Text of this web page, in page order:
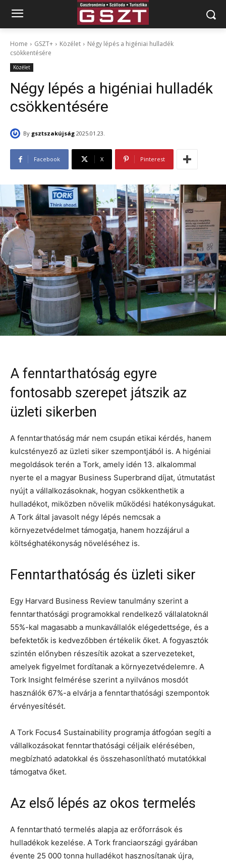
Home GSZT+ Közélet
Négy lépés a higéniai hulladék
csökkentésére
Közélet
Négy lépés a higéniai hulladék
csökkentésére
By gsztszakújság 2025.01.23.
Facebook X Pinterest
A fenntarthatóság egyre
fontosabb szerepet játszik az
üzleti sikerben
A fenntarthatóság már nem csupán etikai kérdés, hanem
kulcstényező az üzleti siker szempontjából is. A higéniai
megoldások terén a Tork, amely idén 13. alkalommal
nyerte el a magyar Business Superbrand díjat, útmutatást
nyújt a vállalkozásoknak, hogyan csökkenthetik a
hulladékot, miközben növelik működési hatékonyságukat.
A Tork által javasolt négy lépés nemcsak a
környezetvédelmet támogatja, hanem hozzájárul a
költséghatékonyság növeléséhez is.
Fenntarthatóság és üzleti siker
Egy Harvard Business Review tanulmány szerint a
fenntarthatósági programokkal rendelkező vállalatoknál
55%-kal magasabb a munkavállalók elégedettsége, és a
befektetők is kedvezőbben értékelik őket. A fogyasztók
szintén előnyben részesítik azokat a szervezeteket,
amelyek figyelmet fordítanak a környezetvédelemre. A
Tork Insight felmérése szerint a nyilvános mosdót
használók 67%-a elvárja a fenntarthatósági szempontok
érvényesítését.
A Tork Focus4 Sustainability programja átfogóan segíti a
vállalkozásokat fenntarthatósági céljaik elérésében,
megbízható adatokkal és összehasonlítható mutatókkal
támogatva őket.
Az első lépés az okos termelés
A fenntartható termelés alapja az erőforrások és
hulladékok kezelése. A Tork franciaországi gyárában
évente 25 000 tonna hulladékot hasznosítanak újra,